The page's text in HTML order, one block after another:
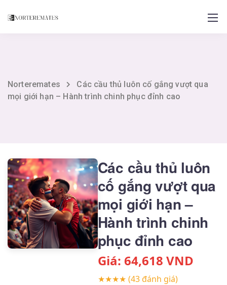
Norteremates
Các cầu thủ luôn cố gắng vượt qua
mọi giới hạn – Hành trình chinh phục đỉnh cao
Các cầu thủ luôn
cố gắng vượt qua
mọi giới hạn –
Hành trình chinh
phục đỉnh cao
Giá: 64,618 VND
★★★★ (43 đánh giá)